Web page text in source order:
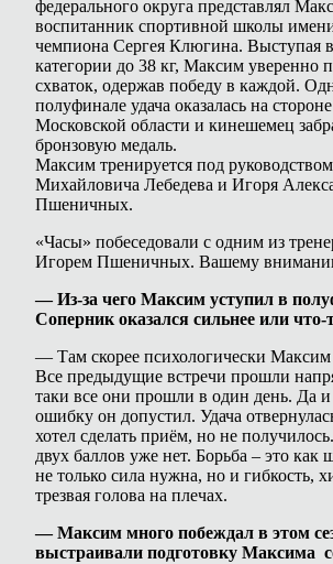
федерального округа представлял
воспитанник спортивной школы
чемпиона Сергея Клюгина. Выступая
категории до 38 кг, Максим уверенно
схваток, одержав победу в каждой.
полуфинале удача оказалась на
Московской области и кинешемец
бронзовую медаль.
Максим тренируется под
Михайловича Лебедева и Игоря
Пшеничных.
«Часы» побеседовали с одним из
Игорем Пшеничных. Вашему
—Из-за чего Максим уступил в
Соперник оказался сильнее или что-
— Там скорее психологически Максим
Все предыдущие встречи прошли
таки все они прошли в один день. Да
ошибку он допустил. Удача
хотел сделать приём, но не
двух баллов уже нет. Борьба – это как
не только сила нужна, но и гибкость,
трезвая голова на плечах.
—Максим много побеждал в этом
выстраивали подготовку Максима